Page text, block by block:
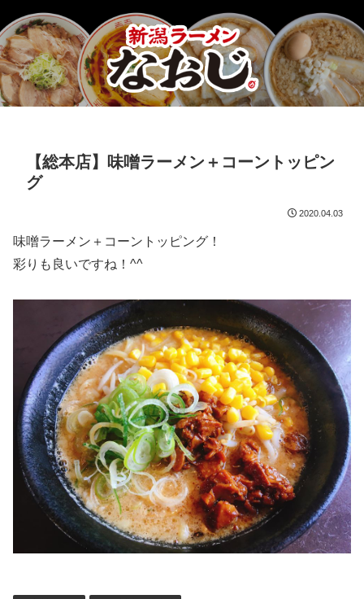
【総本店】味噌ラーメン＋コーントッピン
グ
2020.04.03
味噌ラーメン＋コーントッピング！
彩りも良いですね！^^